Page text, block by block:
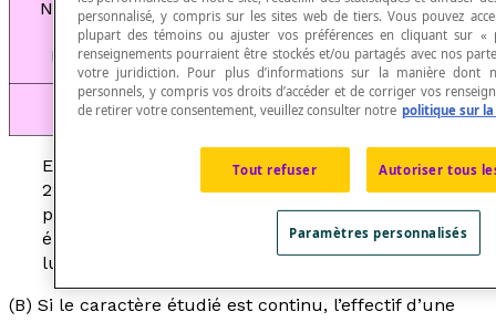
Ne portent
pas de
lunettes
9 10
TOTAL 22 18
Effectif total : 40 élèves Effectif partiel des garçons :
22 élèves Effectif partiel des filles : 18 élèves Effectif
partiel des élèves qui portent des lunettes : 21
élèves Effectif partiel des filles qui portent des
lunettes : 8 élèves
(B) Si le caractère étudié est continu, l’effectif d’une
personnalisé, y compris sur les sites web de tiers. Vous pouvez
plupart des témoins ou ajuster vos préférences en cliquant sur «
renseignements pourraient être stockés et/ou partagés avec nos
votre juridiction. Pour plus d’informations sur la manière dont
personnels, y compris vos droits d’accéder et de corriger vos
de retirer votre consentement, veuillez consulter notre politique sur
Tout refuser Autoriser tous
Paramètres personnalisés